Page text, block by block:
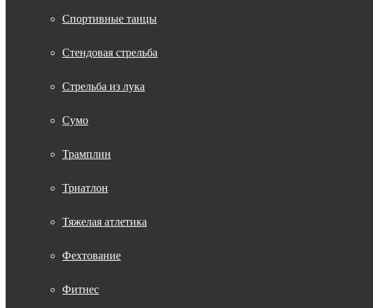
Спортивные танцы
Стендовая стрельба
Стрельба из лука
Сумо
Трамплин
Триатлон
Тяжелая атлетика
Фехтование
Фитнес